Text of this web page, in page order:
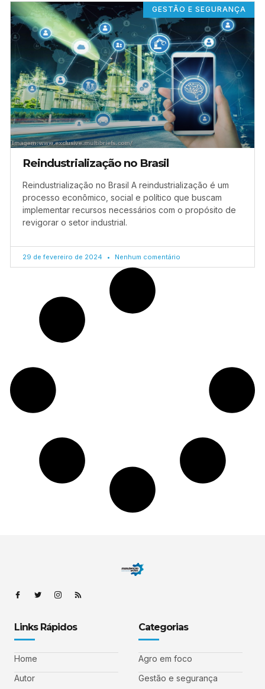
GESTÃO E SEGURANÇA
Reindustrialização no Brasil
Reindustrialização no Brasil A reindustrialização é um
processo econômico, social e político que buscam
implementar recursos necessários com o propósito de
revigorar o setor industrial.
29 de fevereiro de 2024 Nenhum comentário
Links Rápidos
Home
Autor
Categorias
Agro em foco
Gestão e segurança